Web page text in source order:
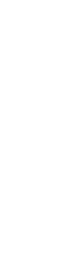
2007年5月18日
2006年：香港
首位获此殊荣的
2007年：香港
2008年：台湾
2009年：台湾女
章子怡二度担任